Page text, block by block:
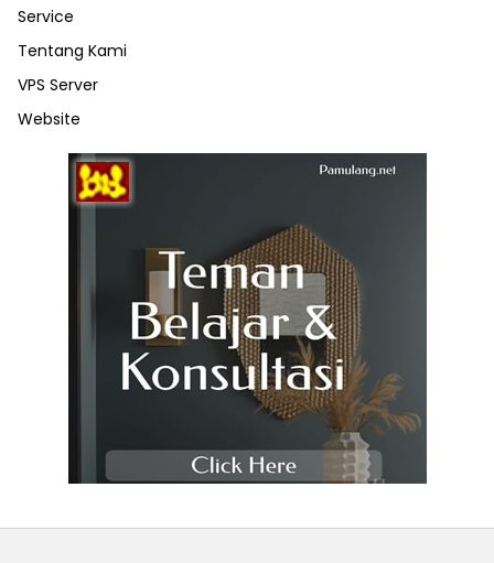
Service
Tentang Kami
VPS Server
Website